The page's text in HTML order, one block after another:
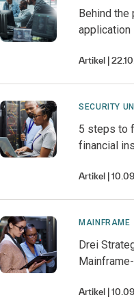
Behind the
application
Artikel
SECURITY
5 steps to
financial
Artikel
MAINFRAME
Drei
Artikel